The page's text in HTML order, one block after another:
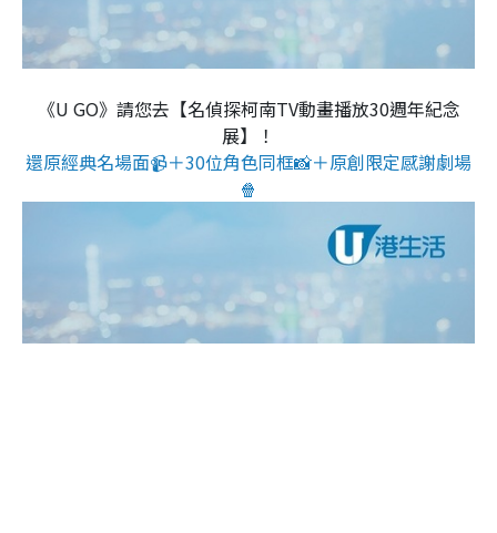
《U GO》請您去【名偵探柯南TV動畫播放30週年紀念
展】！
還原經典名場面📹＋30位角色同框📸＋原創限定感謝劇場
🍿